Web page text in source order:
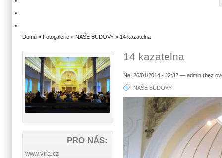
Domů » Fotogalerie » NAŠE BUDOVY » 14 kazatelna
14 kazatelna
Ne, 26/01/2014 - 22:32 — admin (bez
NAŠE BUDOVY
PRO NÁS:
www.vira.cz